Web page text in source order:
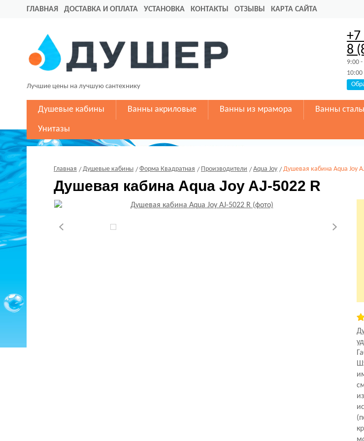
ГЛАВНАЯ ДОСТАВКА И ОПЛАТА УСТАНОВКА КОНТАКТЫ ОТЗЫВЫ КАРТА САЙТА
Лучшие цены на лучшую сантехнику
+7
8
9:00 -
10:00
Душевые кабины Ванны акриловые Ванны из мрамора Ванны
Унитазы
Главная Душевые кабины Форма Квадратная Производители Aqua Joy Душевая кабина Aqua Joy
Душевая кабина Aqua Joy AJ-5022 R